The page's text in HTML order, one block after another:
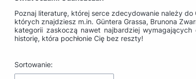
Poznaj literaturę, której serce zdecydowanie należy
których znajdziesz m.in. Güntera Grassa, Brunona
kategorii zaskoczą nawet najbardziej wymagających
historię, która pochłonie Cię bez reszty!
Lista produktów
Sortowanie: